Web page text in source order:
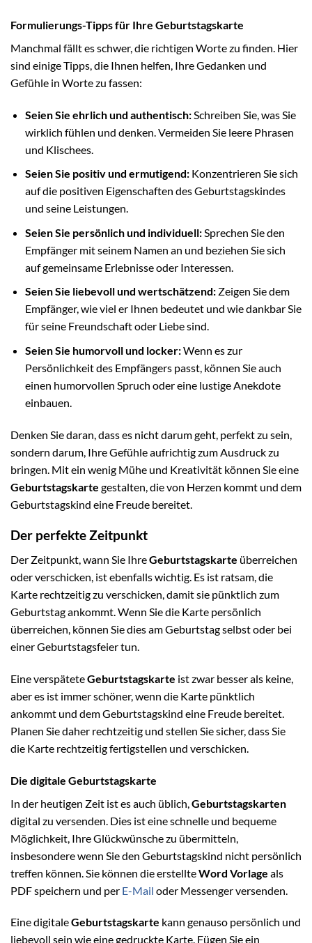
Formulierungs-Tipps für Ihre Geburtstagskarte
Manchmal fällt es schwer, die richtigen Worte zu finden. Hier
sind einige Tipps, die Ihnen helfen, Ihre Gedanken und
Gefühle in Worte zu fassen:
Seien Sie ehrlich und authentisch:Schreiben Sie, was Sie
wirklich fühlen und denken. Vermeiden Sie leere Phrasen
und Klischees.
Seien Sie positiv und ermutigend:Konzentrieren Sie sich
auf die positiven Eigenschaften des Geburtstagskindes
und seine Leistungen.
Seien Sie persönlich und individuell:Sprechen Sie den
Empfänger mit seinem Namen an und beziehen Sie sich
auf gemeinsame Erlebnisse oder Interessen.
Seien Sie liebevoll und wertschätzend:Zeigen Sie dem
Empfänger, wie viel er Ihnen bedeutet und wie dankbar Sie
für seine Freundschaft oder Liebe sind.
Seien Sie humorvoll und locker:Wenn es zur
Persönlichkeit des Empfängers passt, können Sie auch
einen humorvollen Spruch oder eine lustige Anekdote
einbauen.
Denken Sie daran, dass es nicht darum geht, perfekt zu sein,
sondern darum, Ihre Gefühle aufrichtig zum Ausdruck zu
bringen. Mit ein wenig Mühe und Kreativität können Sie eine
Geburtstagskarte gestalten, die von Herzen kommt und dem
Geburtstagskind eine Freude bereitet.
Der perfekte Zeitpunkt
Der Zeitpunkt, wann Sie IhreGeburtstagskarte überreichen
oder verschicken, ist ebenfalls wichtig. Es ist ratsam, die
Karte rechtzeitig zu verschicken, damit sie pünktlich zum
Geburtstag ankommt. Wenn Sie die Karte persönlich
überreichen, können Sie dies am Geburtstag selbst oder bei
einer Geburtstagsfeier tun.
Eine verspäteteGeburtstagskarte ist zwar besser als keine,
aber es ist immer schöner, wenn die Karte pünktlich
ankommt und dem Geburtstagskind eine Freude bereitet.
Planen Sie daher rechtzeitig und stellen Sie sicher, dass Sie
die Karte rechtzeitig fertigstellen und verschicken.
Die digitale Geburtstagskarte
In der heutigen Zeit ist es auch üblich, Geburtstagskarten
digital zu versenden. Dies ist eine schnelle und bequeme
Möglichkeit, Ihre Glückwünsche zu übermitteln,
insbesondere wenn Sie den Geburtstagskind nicht persönlich
treffen können. Sie können die erstellteWord Vorlage als
PDF speichern und per E-Mail oder Messenger versenden.
Eine digitaleGeburtstagskarte kann genauso persönlich und
liebevoll sein wie eine gedruckte Karte. Fügen Sie ein